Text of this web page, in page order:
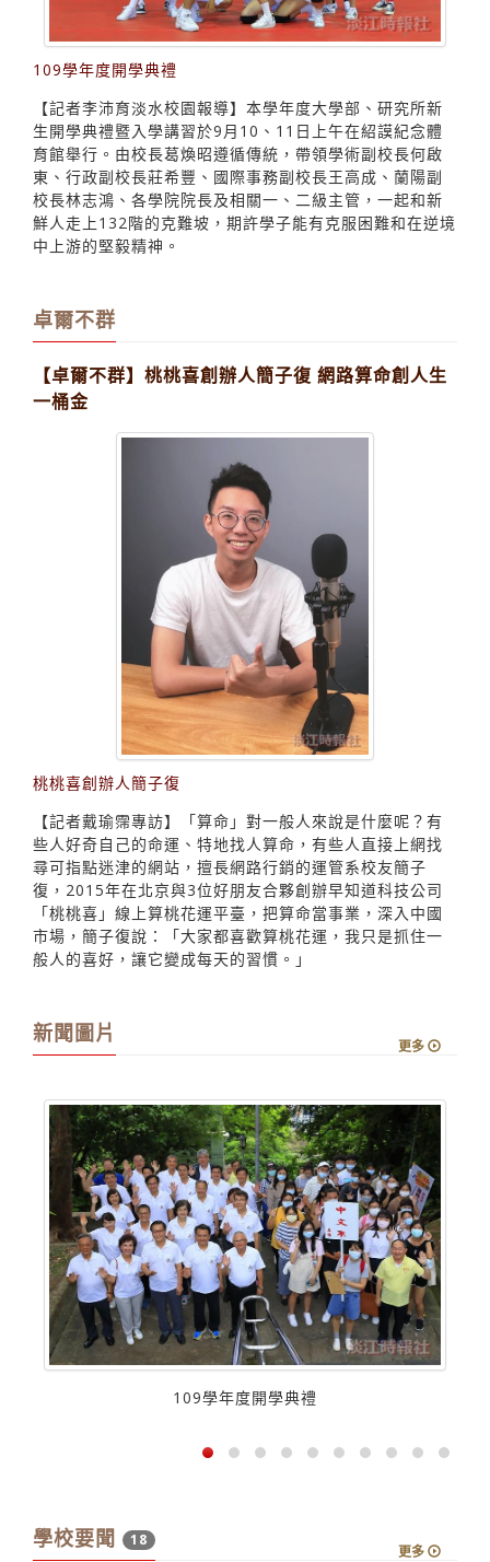
109學年度開學典禮
【記者李沛育淡水校園報導】本學年度大學部、研究所新
生開學典禮暨入學講習於9月10、11日上午在紹謨紀念體
育館舉行。由校長葛煥昭遵循傳統，帶領學術副校長何啟
東、行政副校長莊希豐、國際事務副校長王高成、蘭陽副
校長林志鴻、各學院院長及相關一、二級主管，一起和新
鮮人走上132階的克難坡，期許學子能有克服困難和在逆境
中上游的堅毅精神。
卓爾不群
【卓爾不群】桃桃喜創辦人簡子復 網路算命創人生
一桶金
桃桃喜創辦人簡子復
【記者戴瑜霈專訪】「算命」對一般人來說是什麼呢？有
些人好奇自己的命運、特地找人算命，有些人直接上網找
尋可指點迷津的網站，擅長網路行銷的運管系校友簡子
復，2015年在北京與3位好朋友合夥創辦早知道科技公司
「桃桃喜」線上算桃花運平臺，把算命當事業，深入中國
市場，簡子復說：「大家都喜歡算桃花運，我只是抓住一
般人的喜好，讓它變成每天的習慣。」
新聞圖片
更多
109學年度開學典禮
學校要聞 18
更多